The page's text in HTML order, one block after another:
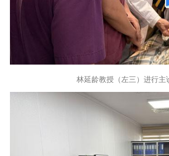
林延龄教授（左三）进行主